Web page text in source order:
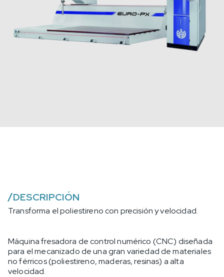
/DESCRIPCIÓN
Transforma el poliestireno con precisión y velocidad.
Máquina fresadora de control numérico (CNC) diseñada
para el mecanizado de una gran variedad de materiales
no férricos (poliestireno, maderas, resinas) a alta
velocidad.